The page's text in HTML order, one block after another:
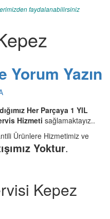
faydalanabilirsiniz
Yorum Yazın
Her Parçaya 1 YIL
Hizmeti sağlamaktayız..
Ürünlere Hizmetimiz ve
Yoktur.
Kepez